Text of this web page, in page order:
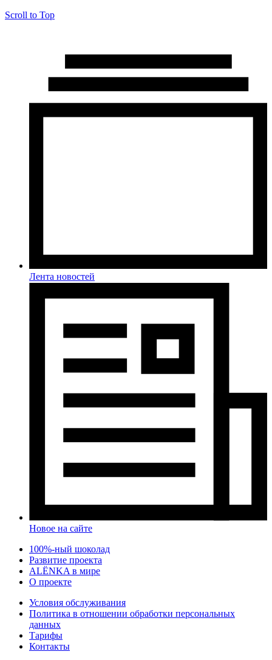
Scroll to Top
Лента новостей
Новое на сайте
100%-ный шоколад
Развитие проекта
ALЁNKA в мире
О проекте
Условия обслуживания
Политика в отношении обработки персональных
данных
Тарифы
Контакты